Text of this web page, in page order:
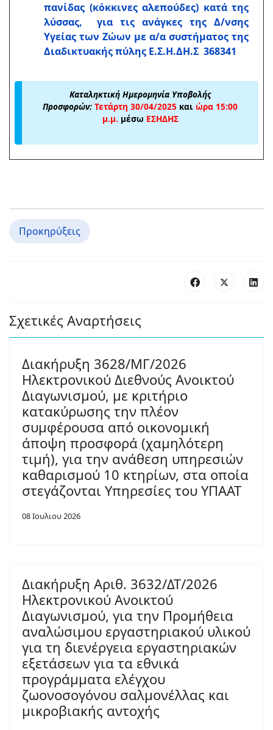
πανίδας (κόκκινες αλεπούδες) κατά της
λύσσας, για τις ανάγκες της Δ/νσης
Υγείας των Ζώων με α/α συστήματος της
Διαδικτυακής πύλης Ε.Σ.Η.ΔΗ.Σ 368341
Καταληκτική Ημερομηνία Υποβολής
Προσφορών: Τετάρτη 30/04/2025 και ώρα 15:00
μ.μ. μέσω ΕΣΗΔΗΣ
Προκηρύξεις
Σχετικές Αναρτήσεις
Διακήρυξη 3628/ΜΓ/2026
Ηλεκτρονικού Διεθνούς Ανοικτού
Διαγωνισμού, με κριτήριο
κατακύρωσης την πλέον
συμφέρουσα από οικονομική
άποψη προσφορά (χαμηλότερη
τιμή), για την ανάθεση υπηρεσιών
καθαρισμού 10 κτηρίων, στα οποία
στεγάζονται Υπηρεσίες του ΥΠΑΑΤ
08 Ιουλιου 2026
Διακήρυξη Αριθ. 3632/ΔΤ/2026
Ηλεκτρονικού Ανοικτού
Διαγωνισμού, για την Προμήθεια
αναλώσιμου εργαστηριακού υλικού
για τη διενέργεια εργαστηριακών
εξετάσεων για τα εθνικά
προγράμματα ελέγχου
ζωονοσογόνου σαλμονέλλας και
μικροβιακής αντοχής